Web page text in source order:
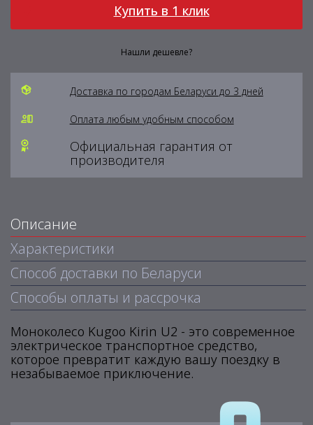
Купить в 1 клик
Нашли дешевле?
Доставка по городам Беларуси до 3 дней
Оплата любым удобным способом
Официальная гарантия от
производителя
Описание
Характеристики
Способ доставки по Беларуси
Способы оплаты и рассрочка
Моноколесо Kugoo Kirin U2 - это современное
электрическое транспортное средство,
которое превратит каждую вашу поездку в
незабываемое приключение.